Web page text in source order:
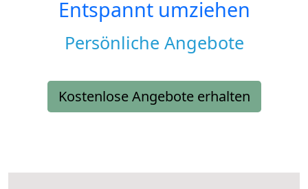
Entspannt umziehen
Persönliche Angebote
Kostenlose Angebote erhalten